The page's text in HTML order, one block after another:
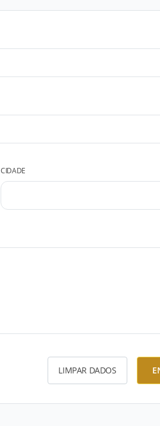
CIDADE
LIMPAR DADOS